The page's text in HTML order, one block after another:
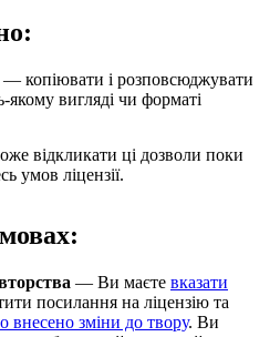
— копіювати і розповсюджувати
якому вигляді чи форматі
відкликати ці дозволи поки
умов ліцензії.
— Ви маєте вказати
посилання на ліцензію та
внесено зміни до твору. Ви